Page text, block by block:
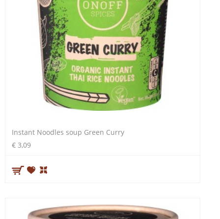
Instant Noodles soup Green Curry
€ 3,09